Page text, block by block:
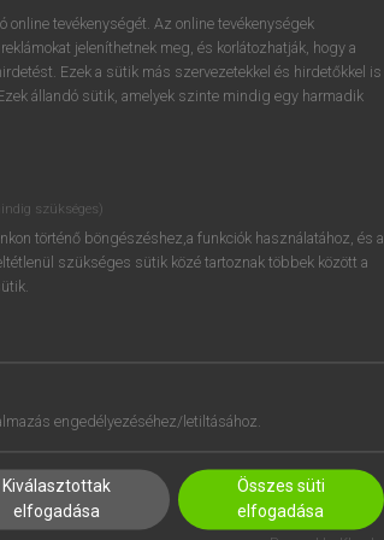
próbaverziójának elindításához
regisztrálok ésbelépek.
REGISZTRÁCIÓ
online tevékenységét. Az online tevékenységek
jeleníthetnek meg, és korlátozhatják, hogy a
Ezek a sütik más szervezetekkel és hirdetőkkel is
állandó sütik, amelyek szinte mindig egy harmadik
szükséges)
történő böngészéshez,a funkciók használatához, és a
szükséges sütik közé tartoznak többek között a
engedélyezéséhez/letiltásához.
Kiválasztottak
elfogadása
Összes süti
elfogadása